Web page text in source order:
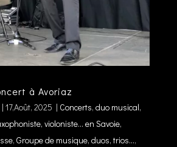
à Avoriaz
| 17,Août, 2025 | Concerts, duo musical,
violoniste... en Savoie,
, Groupe de musique, duos, trios...,